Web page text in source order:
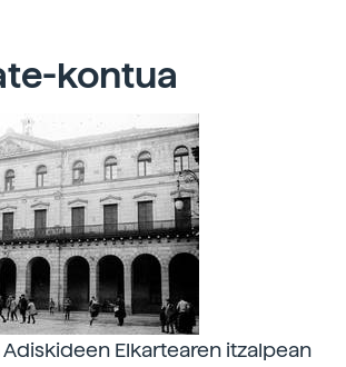
kontua
Elkartearen itzalpean